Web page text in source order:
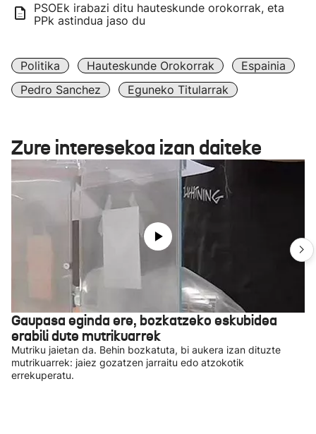
PSOEk irabazi ditu hauteskunde orokorrak, eta
PPk astindua jaso du
Politika Hauteskunde Orokorrak
Espainia
Pedro Sanchez
Eguneko Titularrak
Zure interesekoa izan daiteke
Gaupasa eginda ere, bozkatzeko eskubidea
erabili dute mutrikuarrek
Mutriku jaietan da. Behin bozkatuta, bi aukera izan dituzte
mutrikuarrek: jaiez gozatzen jarraitu edo atzokotik
errekuperatu.